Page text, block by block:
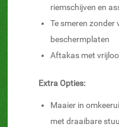
riemschijven en
Te smeren zonder
beschermplaten
Aftakas met
Extra Opties:
Maaier in
met draaibare